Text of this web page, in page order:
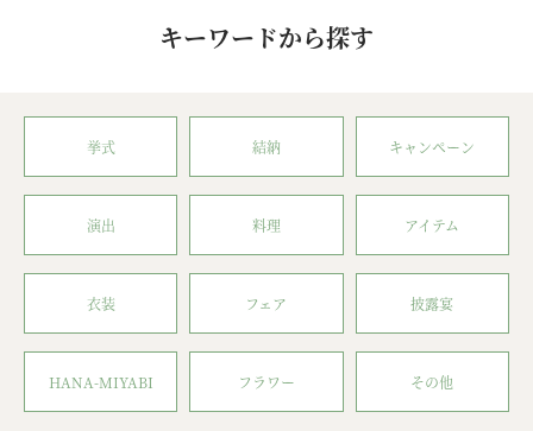
キーワードから探す
挙式 結納 キャンペーン
演出 料理 アイテム
衣装 フェア 披露宴
HANA-MIYABI フラワー その他